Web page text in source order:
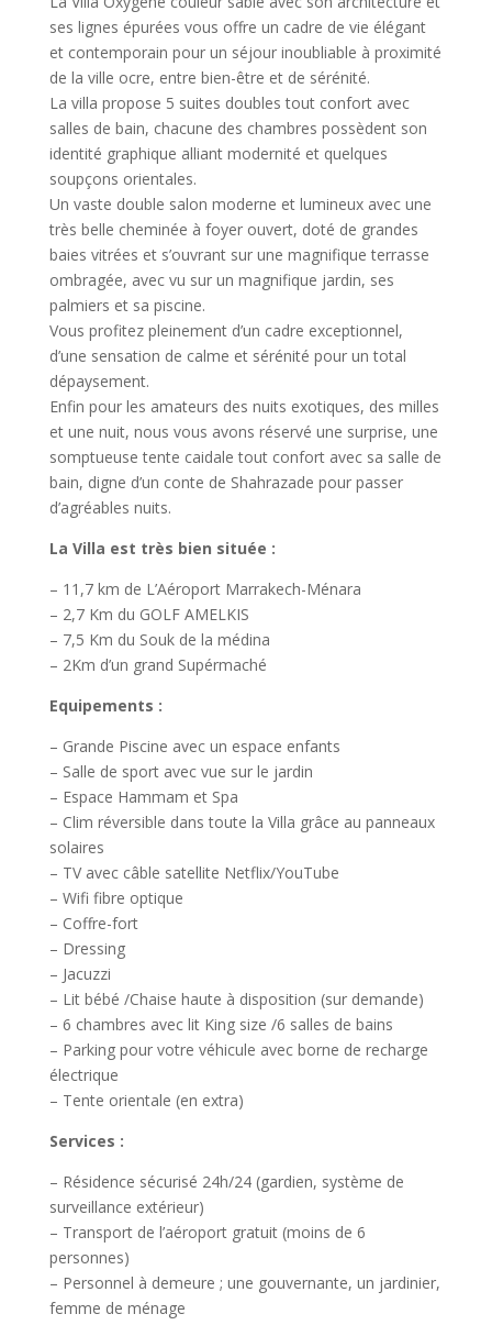
ses lignes épurées vous offre un cadre de vie élégant
et contemporain pour un séjour inoubliable à proximité
de la ville ocre, entre bien-être et de sérénité.
La villa propose 5 suites doubles tout confort avec
salles de bain, chacune des chambres possèdent son
identité graphique alliant modernité et quelques
soupçons orientales.
Un vaste double salon moderne et lumineux avec une
très belle cheminée à foyer ouvert, doté de grandes
baies vitrées et s’ouvrant sur une magnifique terrasse
ombragée, avec vu sur un magnifique jardin, ses
palmiers et sa piscine.
Vous profitez pleinement d’un cadre exceptionnel,
d’une sensation de calme et sérénité pour un total
dépaysement.
Enfin pour les amateurs des nuits exotiques, des milles
et une nuit, nous vous avons réservé une surprise, une
somptueuse tente caidale tout confort avec sa salle de
bain, digne d’un conte de Shahrazade pour passer
d’agréables nuits.
La Villa est très bien située :
– 11,7 km de L’Aéroport Marrakech-Ménara
– 2,7 Km du GOLF AMELKIS
– 7,5 Km du Souk de la médina
– 2Km d’un grand Supérmaché
Equipements :
– Grande Piscine avec un espace enfants
– Salle de sport avec vue sur le jardin
– Espace Hammam et Spa
– Clim réversible dans toute la Villa grâce au panneaux
solaires
– TV avec câble satellite Netflix/YouTube
– Wifi fibre optique
– Coffre-fort
– Dressing
– Jacuzzi
– Lit bébé /Chaise haute à disposition (sur demande)
– 6 chambres avec lit King size /6 salles de bains
– Parking pour votre véhicule avec borne de recharge
électrique
– Tente orientale (en extra)
Services :
– Résidence sécurisé 24h/24 (gardien, système de
surveillance extérieur)
– Transport de l’aéroport gratuit (moins de 6
personnes)
– Personnel à demeure ; une gouvernante, un jardinier,
femme de ménage